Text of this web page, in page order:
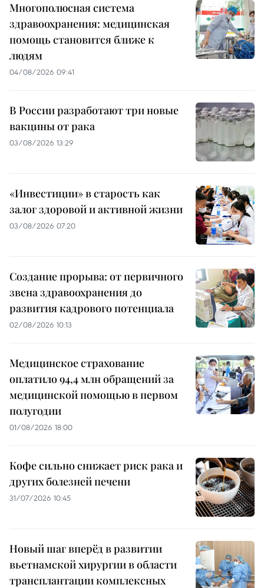
Многополюсная система
здравоохранения: медицинская
помощь становится ближе к
людям
04/08/2026 09:41
В России разработают три новые
вакцины от рака
03/08/2026 13:29
«Инвестиции» в старость как
залог здоровой и активной жизни
03/08/2026 07:20
Создание прорыва: от первичного
звена здравоохранения до
развития кадрового потенциала
02/08/2026 10:13
Медицинское страхование
оплатило 94,4 млн обращений за
медицинской помощью в первом
полугодии
01/08/2026 18:00
Кофе сильно снижает риск рака и
других болезней печени
31/07/2026 10:45
Новый шаг вперёд в развитии
вьетнамской хирургии в области
трансплантации комплексных